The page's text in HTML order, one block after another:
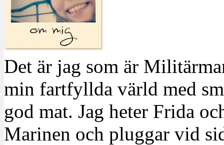
Det är jag som är
min fartfyllda värld med
god mat. Jag heter Frida
Marinen och pluggar vid